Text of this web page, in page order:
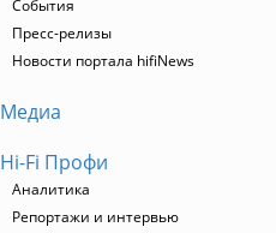
События
Пресс-релизы
Новости портала hifiNews
Медиа
Hi-Fi Профи
Аналитика
Репортажи и интервью